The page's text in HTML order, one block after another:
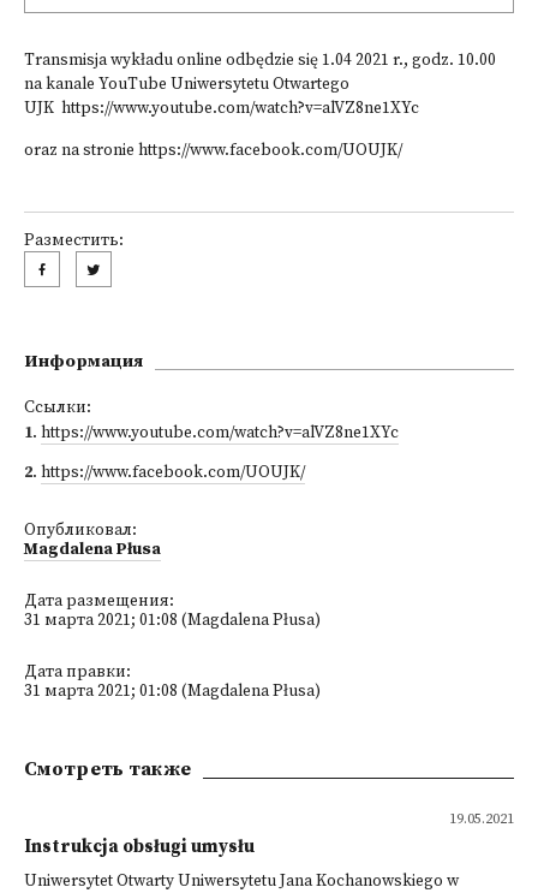
Transmisja wykładu online odbędzie się 1.04 2021 r., godz. 10.00
na kanale YouTube Uniwersytetu Otwartego
UJK https://www.youtube.com/watch?v=alVZ8ne1XYc
oraz na stronie https://www.facebook.com/UOUJK/
Разместить:
Информация
Ссылки:
1. https://www.youtube.com/watch?v=alVZ8ne1XYc
2. https://www.facebook.com/UOUJK/
Опубликовал:
Magdalena Płusa
Дата размещения:
31 марта 2021; 01:08 (Magdalena Płusa)
Дата правки:
31 марта 2021; 01:08 (Magdalena Płusa)
Смотреть также
19.05.2021
Instrukcja obsługi umysłu
Uniwersytet Otwarty Uniwersytetu Jana Kochanowskiego w